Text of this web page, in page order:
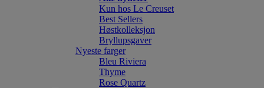
Kun hos Le Creuset
Best Sellers
Høstkolleksjon
Bryllupsgaver
Nyeste farger
Bleu Riviera
Thyme
Rose Quartz